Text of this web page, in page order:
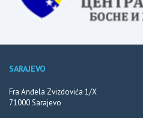
SARAJEVO
Fra Anđela Zvizdovića 1/X
71000 Sarajevo